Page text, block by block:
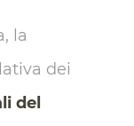
la
dei
del